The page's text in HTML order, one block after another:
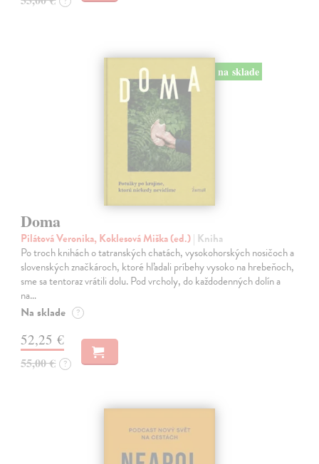
na sklade
Doma
Pilátová Veronika, Koklesová Miška (ed.)| Kniha
Po troch knihách o tatranských chatách, vysokohorských nosičoch a
slovenských značkároch, ktoré hľadali príbehy vysoko na hrebeňoch,
sme sa tentoraz vrátili dolu. Pod vrcholy, do každodenných dolín a
na…
Na sklade ?
52,25 €
55,00 € ?